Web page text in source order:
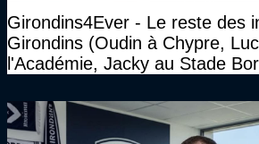
Girondins4Ever - Le reste des
Girondins (Oudin à Chypre,
l'Académie, Jacky au Stade